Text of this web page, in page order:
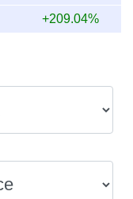
+209.04%